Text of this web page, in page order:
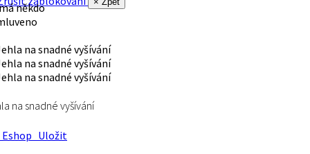
někdo
na snadné vyšívání
Uložit